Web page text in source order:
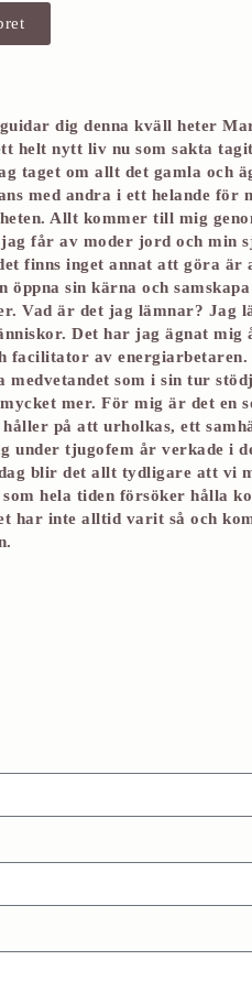
dig denna kväll heter
helt nytt liv nu som sakta
taget om allt det gamla och
med andra i ett helande för
Allt kommer till mig
jag får av moder jord och min
finns inget annat att göra
öppna sin kärna och
Vad är det jag lämnar? Jag
Det har jag ägnat mig
facilitator av
medvetandet som i sin tur
mycket mer. För mig är det en
håller på att urholkas, ett
under tjugofem år verkade i
blir det allt tydligare att vi
som hela tiden försöker hålla
har inte alltid varit så och